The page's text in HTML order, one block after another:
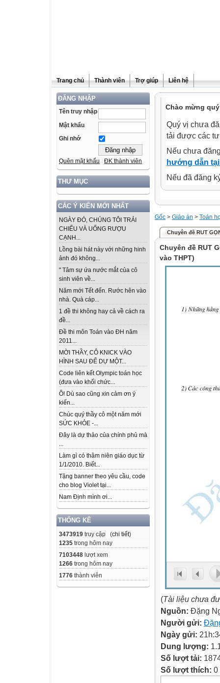
Trang chủ Thành viên Trợ giúp Liên hệ
ĐĂNG NHẬP
Tên truy nhập
Mật khẩu
Ghi nhớ
Quên mật khẩu ĐK thành viên
THƯ MỤC
CÁC Ý KIẾN MỚI NHẤT
NGÀY ĐÓ, CHÚNG TÔI TRẢI
CHIẾU VÀ UỐNG RƯỢU
CẠNH...
Lồng bài hát này với những hinh
ảnh đó không...
" Tâm sự ứa nước mắt của cô
sinh viên về...
Năm mới Tết đến. Rước hên vào
nhà. Quà cáp...
1 đề thi không hay cả về cách ra
đề...
Đề thi môn Toán vào ĐH năm
2011...
MỜI THẦY, CÔ KNICK VÀO
HÌNH SAU ĐỂ DỰ MỘT...
Code liên kết Olympic toán học
(đưa vào khối chức...
Ồ! Dù sao cũng xin cảm ơn ý
kiến...
Chúc quý thầy cô một năm mới
SỨC KHỎE -...
Đây là dự thảo của chính phủ mà
...
Làm gì có thâm niên giáo dục từ
1/1/2010. Biết...
Tặng banner theo yêu cầu, code
cho blog Violet tại...
Nam Định mình ơi...
THỐNG KÊ
3473919 truy cập (chi tiết)
1235 trong hôm nay
7103448 lượt xem
1266 trong hôm nay
1776 thành viên
Chào mừng
Quý vị chưa
tải được các
Nếu chưa
hướng dẫn
Nếu đã đăng
Gốc > Giáo án > Toán
Chuyên đề RUT
Chuyên đề RUT
vào THPT)
(Tài liệu chưa
Nguồn: Đặng
Người gửi:
Ngày gửi:
Dung lượng:
Số lượt tải:
Số lượt thích: 0